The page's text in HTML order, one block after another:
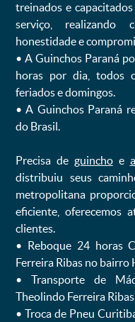
treinados e
serviço, realizando
honestidade e
ㅤㅤ• A Guinchos
horas por dia, todos
feriados e domingos.
ㅤㅤ• A Guinchos
do Brasil.
Precisa de guinchoe
distribuiu seus
metropolitana
eficiente, oferecemos
clientes.
ㅤㅤ• Reboque 24
Ferreira Ribas no bairro
ㅤㅤ• Transporte de
Theolindo Ferreira
ㅤㅤ• Troca de Pneu